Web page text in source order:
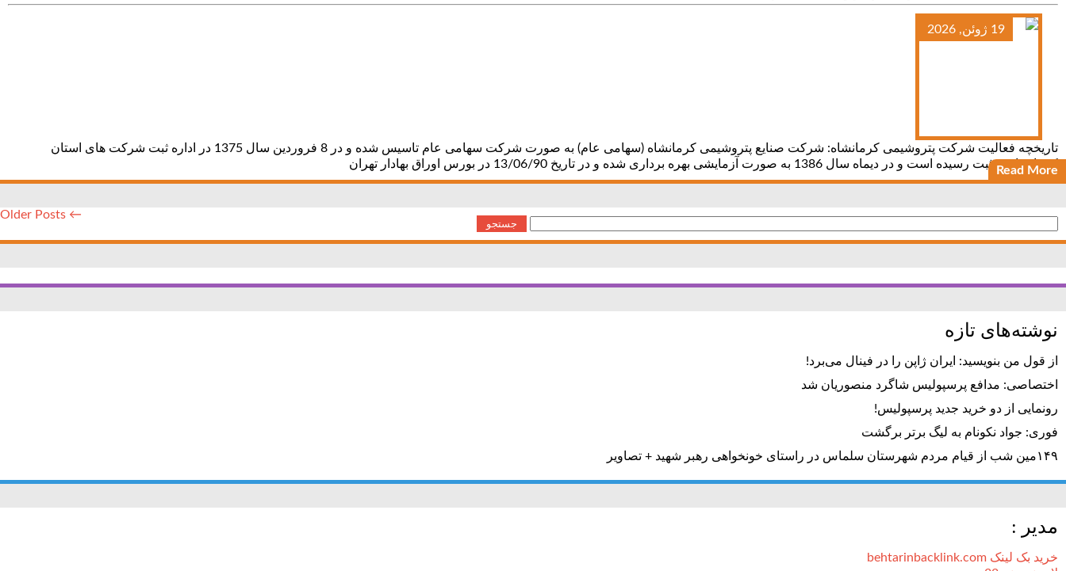
19 ژوئن, 2026
ﺗﺎﺭﻳﺨﭽﻪ ﻓﻌﺎﻟﻴﺖ ﺷﺮﻛﺖ پتروشیمی کرمانشاه: شرکت صنایع پتروشیمی کرمانشاه (سهامی عام) به صورت شرکت سهامی عام تاسیس شده و در 8 فروردین سال 1375 در اداره ثبت شرکت های استان
کرمانشاه به ثبت رسیده است و در دیماه سال 1386 به صورت آزمایشی بهره برداری شده و در تاریخ 13/06/90 در بورس اوراق بهادار تهران
Read More
← Older Posts
برای:
نوشته‌های تازه
از قول من بنویسید: ایران ژاپن را در فینال می‌برد!
اختصاصی: مدافع پرسپولیس شاگرد منصوریان شد
رونمایی از دو خرید جدید پرسپولیس!
فوری: جواد نکونام به لیگ برتر برگشت
۱۴۹مین شب از قیام مردم شهرستان سلماس در راستای خونخواهی رهبر شهید + تصاویر
مدیر :
خرید بک لینک behtarinbacklink.com